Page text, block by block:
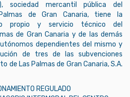
sociedad mercantil pública del
de Gran Canaria, tiene la
propio y servicio técnico del
de Gran Canaria y de las demás
dependientes del mismo y
de tres de las subvenciones
de Las Palmas de Gran Canaria, S.A.
REGULADO